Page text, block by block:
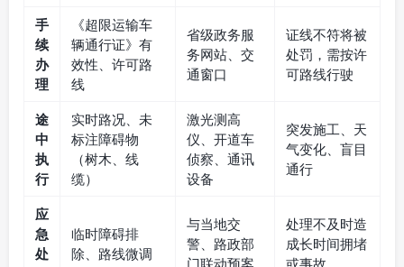
手
续
办
理
《超限运输车
辆通行证》有
效性、许可路
线
省级政务服
务网站、交
通窗口
证线不符将被
处罚，需按许
可路线行驶
途
中
执
行
实时路况、未
标注障碍物
（树木、线
缆）
激光测高
仪、开道车
侦察、通讯
设备
突发施工、天
气变化、盲目
通行
应
急
处
临时障碍排
除、路线微调
与当地交
警、路政部
处理不及时造
成长时间拥堵